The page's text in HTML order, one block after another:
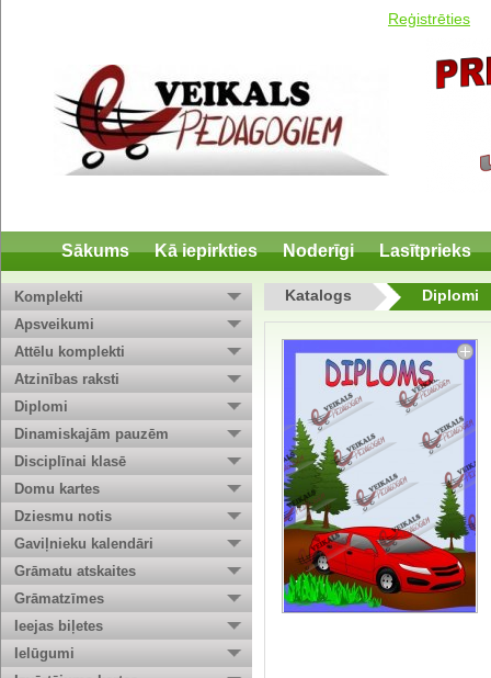
Reģistrēties
Sākums Kā iepirkties Noderīgi Lasītprieks
Komplekti
Apsveikumi
Attēlu komplekti
Atzinības raksti
Diplomi
Dinamiskajām pauzēm
Disciplīnai klasē
Domu kartes
Dziesmu notis
Gaviļnieku kalendāri
Grāmatu atskaites
Grāmatzīmes
Ieejas biļetes
Ielūgumi
Katalogs Diplomi